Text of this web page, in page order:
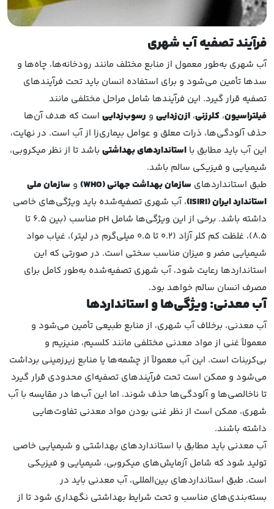
فرآیند تصفیه آب شهری
آب شهری به‌طور معمول از منابع مختلف مانند رودخانه‌ها، چاه‌ها و
سدها تأمین می‌شود و برای استفاده انسان باید تحت فرآیندهای
تصفیه‌ قرار گیرد. این فرآیندها شامل مراحل مختلفی مانند
فیلتراسیون، کلرزنی، ازن‌زدایی و رسوب‌زدایی است که هدف آن‌ها
حذف آلودگی‌ها، ذرات معلق و عوامل بیماری‌زا از آب است. در نهایت،
این آب باید مطابق با استانداردهای بهداشتی باشد تا از نظر میکروبی،
شیمیایی و فیزیکی سالم باشد.
طبق استانداردهای سازمان بهداشت جهانی (WHO) و سازمان ملی
استاندارد ایران (ISIRI)
، آب شهری تصفیه‌شده باید ویژگی‌های خاصی
داشته باشد. برخی از این ویژگی‌ها شامل pH مناسب (بین 6.5 تا
8.5)، غلظت کم کلر آزاد (0.2 تا 0.5 میلی‌گرم در لیتر)، غیاب مواد
شیمیایی مضر و میزان مناسب سختی است. در صورتی که این
استانداردها رعایت شود، آب شهری تصفیه‌شده به‌طور کامل برای
مصرف انسان سالم خواهد بود.
آب معدنی: ویژگی‌ها و استانداردها
آب معدنی، برخلاف آب شهری، از منابع طبیعی تأمین می‌شود و
معمولاً غنی از مواد معدنی مختلفی مانند کلسیم، منیزیم و
بی‌کربنات است. این آب معمولاً از چشمه‌ها یا منابع زیرزمینی برداشت
می‌شود و ممکن است تحت فرآیندهای تصفیه‌ای محدودی قرار گیرد
تا ناخالصی‌ها و آلودگی‌ها حذف شوند. اما این آب‌ها در مقایسه با آب
شهری، ممکن است از نظر غنی بودن مواد معدنی تفاوت‌هایی
داشته باشند.
آب معدنی باید مطابق با استانداردهای بهداشتی و شیمیایی خاصی
تولید شود که شامل آزمایش‌های میکروبی، شیمیایی و فیزیکی
است. طبق استانداردهای بین‌المللی، آب معدنی باید در
بسته‌بندی‌های مناسب و تحت شرایط بهداشتی نگهداری شود تا از